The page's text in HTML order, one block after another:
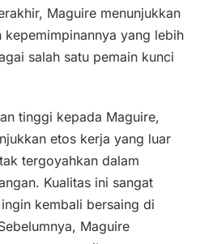
Maguire menunjukkan
yang lebih
salah satu pemain kunci
tinggi kepada Maguire,
etos kerja yang luar
tergoyahkan dalam
Kualitas ini sangat
kembali bersaing di
Maguire